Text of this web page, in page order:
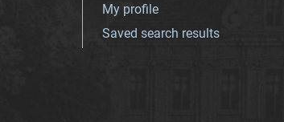
My profile
Saved search results